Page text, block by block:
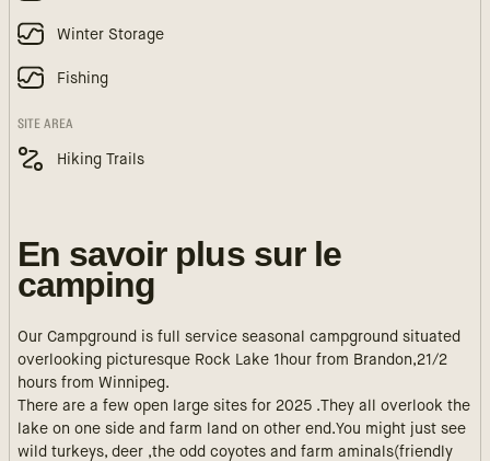
Winter Storage
Fishing
SITE AREA
Hiking Trails
En savoir plus sur le
camping
Our Campground is full service seasonal campground situated
overlooking picturesque Rock Lake 1hour from Brandon,21/2
hours from Winnipeg.
There are a few open large sites for 2025 .They all overlook the
lake on one side and farm land on other end.You might just see
wild turkeys, deer ,the odd coyotes and farm aminals(friendly